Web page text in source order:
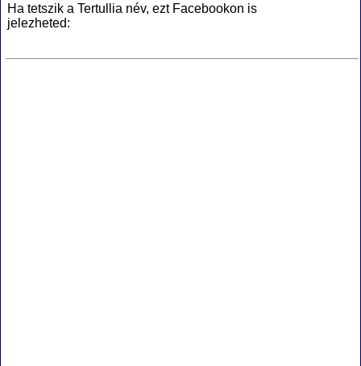
Ha tetszik a Tertullia név, ezt Facebookon is
jelezheted: